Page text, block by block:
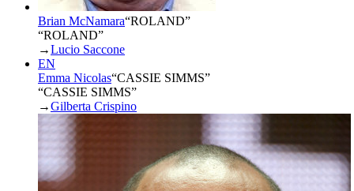
Brian McNamara“ROLAND”
“ROLAND”
→Lucio Saccone
EN
Emma Nicolas“CASSIE SIMMS”
“CASSIE SIMMS”
→Gilberta Crispino